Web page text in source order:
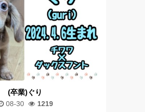
(卒業)ぐり
08-30 1219